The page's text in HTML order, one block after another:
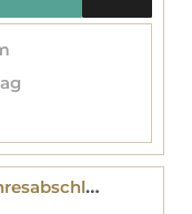
#steuernkompakt Jahresabschlussanalyse in der Beratung